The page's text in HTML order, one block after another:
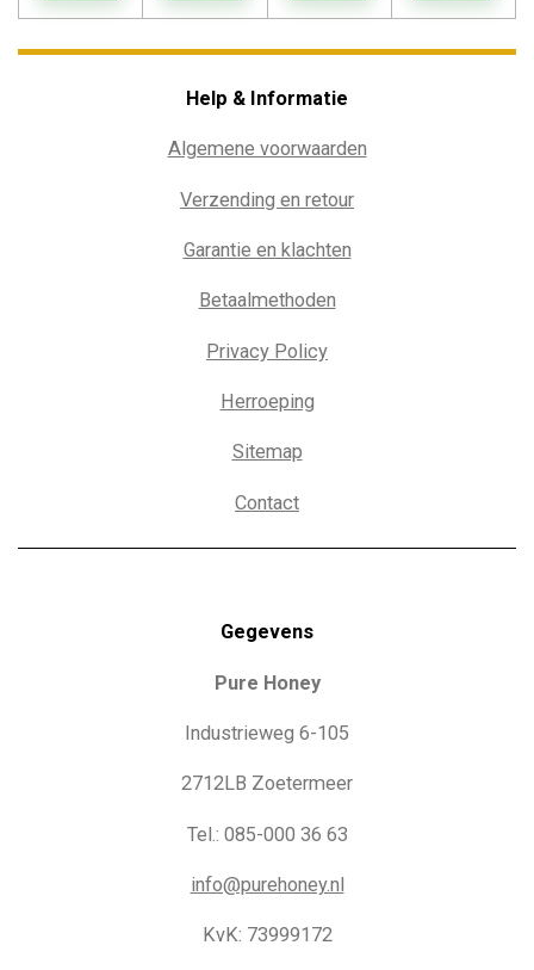
Help & Informatie
Algemene voorwaarden
Verzending en retour
Garantie en klachten
Betaalmethoden
Privacy Policy
Herroeping
Sitemap
Contact
Gegevens
Pure Honey
Industrieweg 6-105
2712LB Zoetermeer
Tel.: 085-000 36 63
info@purehoney.nl
KvK: 73999172